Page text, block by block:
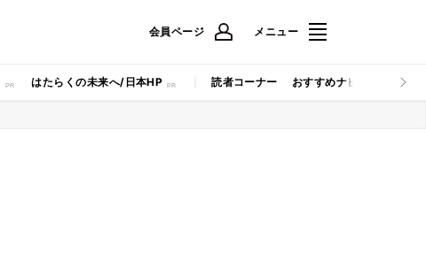
会員ページ メニュー
はたらくの未来へ/日本HP 読者コーナー おすすめナビ マイナビ